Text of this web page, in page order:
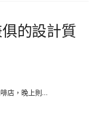
俱的設計質
店，晚上則…